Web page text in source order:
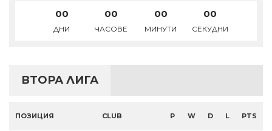
00
ДНИ
00
ЧАСОВЕ
00
МИНУТИ
00
СЕКУДНИ
ВТОРА ЛИГА
ПОЗИЦИЯ CLUB P W D L PTS